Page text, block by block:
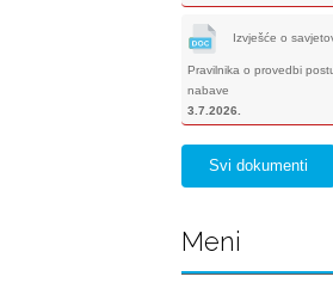
Izvješće o
Pravilnika o provedbi
nabave
3.7.2026.
Svi dokumenti
Meni